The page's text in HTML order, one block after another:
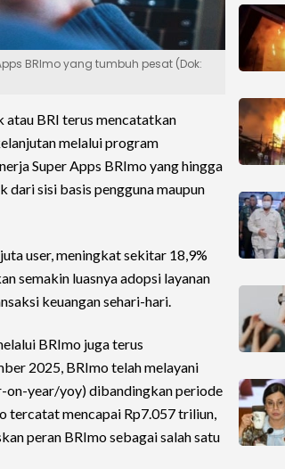
BRImo yang tumbuh pesat (Dok:
atau BRI terus mencatatkan
melalui program
Super Apps BRImo yang hingga
sisi basis pengguna maupun
user, meningkat sekitar 18,9%
semakin luasnya adopsi layanan
keuangan sehari-hari.
BRImo juga terus
2025, BRImo telah melayani
on-year/yoy) dibandingkan periode
tercatat mencapai Rp7.057 triliun,
peran BRImo sebagai salah satu